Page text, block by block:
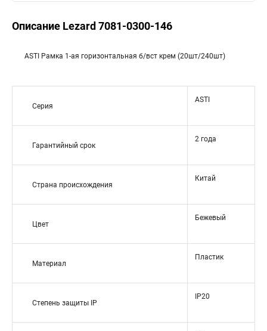
Описание Lezard 7081-0300-146
ASTI Рамка 1-ая горизонтальная б/вст крем (20шт/240шт)
Серия
ASTI
Гарантийный срок
2 года
Страна происхождения
Китай
Цвет
Бежевый
Материал
Пластик
Степень защиты IP
IP20